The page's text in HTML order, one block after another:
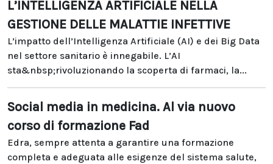
L’INTELLIGENZA ARTIFICIALE NELLA
GESTIONE DELLE MALATTIE INFETTIVE
L’impatto dell’Intelligenza Artificiale (AI) e dei Big Data
nel settore sanitario è innegabile. L’AI
sta&nbsp;rivoluzionando la scoperta di farmaci, la...
Social media in medicina. Al via nuovo
corso di formazione Fad
Edra, sempre attenta a garantire una formazione
completa e adeguata alle esigenze del sistema salute,